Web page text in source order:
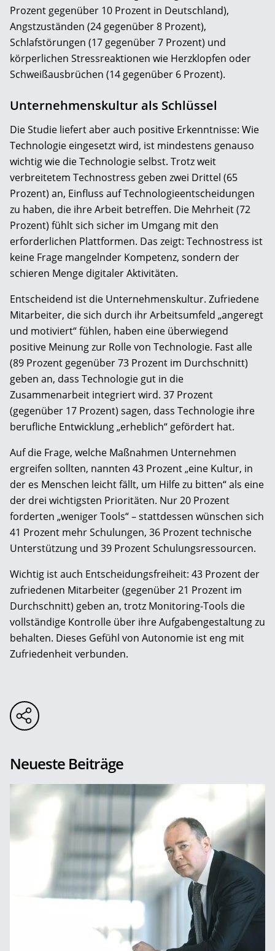
Prozent gegenüber 10 Prozent in Deutschland),
Angstzuständen (24 gegenüber 8 Prozent),
Schlafstörungen (17 gegenüber 7 Prozent) und
körperlichen Stressreaktionen wie Herzklopfen oder
Schweißausbrüchen (14 gegenüber 6 Prozent).
Unternehmenskultur als Schlüssel
Die Studie liefert aber auch positive Erkenntnisse: Wie
Technologie eingesetzt wird, ist mindestens genauso
wichtig wie die Technologie selbst. Trotz weit
verbreitetem Technostress geben zwei Drittel (65
Prozent) an, Einfluss auf Technologieentscheidungen
zu haben, die ihre Arbeit betreffen. Die Mehrheit (72
Prozent) fühlt sich sicher im Umgang mit den
erforderlichen Plattformen. Das zeigt: Technostress ist
keine Frage mangelnder Kompetenz, sondern der
schieren Menge digitaler Aktivitäten.
Entscheidend ist die Unternehmenskultur. Zufriedene
Mitarbeiter, die sich durch ihr Arbeitsumfeld „angeregt
und motiviert“ fühlen, haben eine überwiegend
positive Meinung zur Rolle von Technologie. Fast alle
(89 Prozent gegenüber 73 Prozent im Durchschnitt)
geben an, dass Technologie gut in die
Zusammenarbeit integriert wird. 37 Prozent
(gegenüber 17 Prozent) sagen, dass Technologie ihre
berufliche Entwicklung „erheblich“ gefördert hat.
Auf die Frage, welche Maßnahmen Unternehmen
ergreifen sollten, nannten 43 Prozent „eine Kultur, in
der es Menschen leicht fällt, um Hilfe zu bitten“ als eine
der drei wichtigsten Prioritäten. Nur 20 Prozent
forderten „weniger Tools“ – stattdessen wünschen sich
41 Prozent mehr Schulungen, 36 Prozent technische
Unterstützung und 39 Prozent Schulungsressourcen.
Wichtig ist auch Entscheidungsfreiheit: 43 Prozent der
zufriedenen Mitarbeiter (gegenüber 21 Prozent im
Durchschnitt) geben an, trotz Monitoring-Tools die
vollständige Kontrolle über ihre Aufgabengestaltung zu
behalten. Dieses Gefühl von Autonomie ist eng mit
Zufriedenheit verbunden.
Neueste Beiträge